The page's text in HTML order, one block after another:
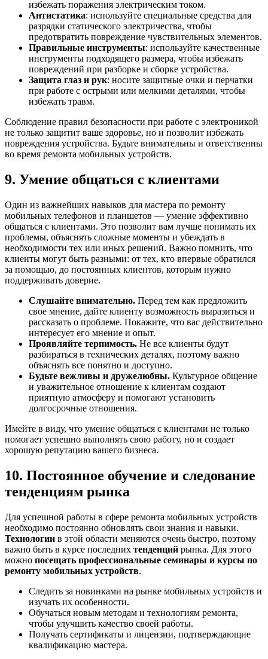
избежать поражения электрическим током.
Антистатика: используйте специальные средства для
разрядки статического электричества, чтобы
предотвратить повреждение чувствительных элементов.
Правильные инструменты: используйте качественные
инструменты подходящего размера, чтобы избежать
повреждений при разборке и сборке устройства.
Защита глаз и рук: носите защитные очки и перчатки
при работе с острыми или мелкими деталями, чтобы
избежать травм.
Соблюдение правил безопасности при работе с электроникой
не только защитит ваше здоровье, но и позволит избежать
повреждения устройства. Будьте внимательны и ответственны
во время ремонта мобильных устройств.
9. Умение общаться с клиентами
Один из важнейших навыков для мастера по ремонту
мобильных телефонов и планшетов — умение эффективно
общаться с клиентами. Это позволит вам лучше понимать их
проблемы, объяснять сложные моменты и убеждать в
необходимости тех или иных решений. Важно помнить, что
клиенты могут быть разными: от тех, кто впервые обратился
за помощью, до постоянных клиентов, которым нужно
поддерживать доверие.
Слушайте внимательно. Перед тем как предложить
свое мнение, дайте клиенту возможность выразиться и
рассказать о проблеме. Покажите, что вас действительно
интересует его мнение и опыт.
Проявляйте терпимость. Не все клиенты будут
разбираться в технических деталях, поэтому важно
объяснять все понятно и доступно.
Будьте вежливы и дружелюбны. Культурное общение
и уважительное отношение к клиентам создают
приятную атмосферу и помогают установить
долгосрочные отношения.
Имейте в виду, что умение общаться с клиентами не только
помогает успешно выполнять свою работу, но и создает
хорошую репутацию вашего бизнеса.
10. Постоянное обучение и следование
тенденциям рынка
Для успешной работы в сфере ремонта мобильных устройств
необходимо постоянно обновлять свои знания и навыки.
Технологии в этой области меняются очень быстро, поэтому
важно быть в курсе последних тенденций рынка. Для этого
можно посещать профессиональные семинары и курсы по
ремонту мобильных устройств.
Следить за новинками на рынке мобильных устройств и
изучать их особенности.
Обучаться новым методам и технологиям ремонта,
чтобы улучшить качество своей работы.
Получать сертификаты и лицензии, подтверждающие
квалификацию мастера.